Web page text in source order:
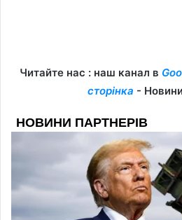
Читайте нас : наш канал в
сторінка -